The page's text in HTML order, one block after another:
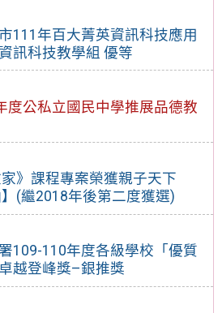
111年百大菁英資訊科技應用
訊科技教學組 優等
度公私立國民中學推展品德教
》課程專案榮獲親子天下
(繼2018年後第二度獲選)
109-110年度各級學校「優質
越登峰獎–銀推獎